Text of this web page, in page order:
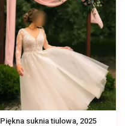
Piękna suknia tiulowa, 2025